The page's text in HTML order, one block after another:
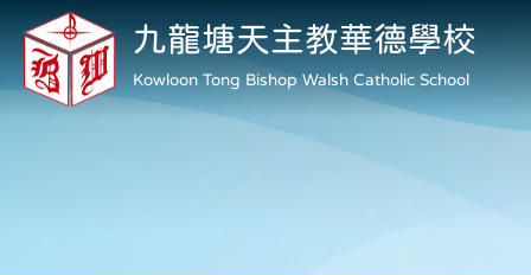
九龍塘天主教華德學校
Kowloon Tong Bishop Walsh Catholic School